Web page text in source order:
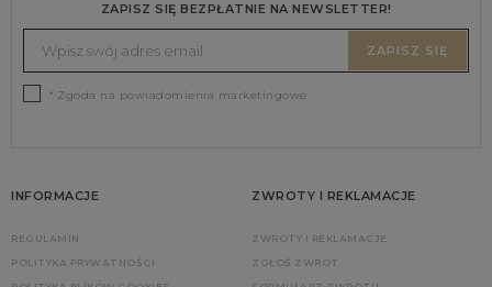
ZAPISZ SIĘ BEZPŁATNIE NA NEWSLETTER!
ZAPISZ SIĘ
* Zgoda na powiadomienia marketingowe
INFORMACJE
REGULAMIN
POLITYKA PRYWATNOŚCI
ZWROTY I REKLAMACJE
ZWROTY I REKLAMACJE
ZGŁOŚ ZWROT